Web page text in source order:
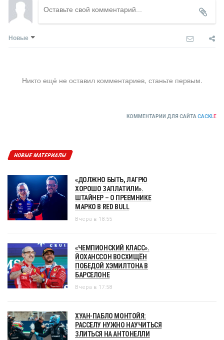
Новые
Никто ещё не оставил комментариев, станьте первым.
КОММЕНТАРИИ ДЛЯ САЙТА CACKLE
НОВЫЕ МАТЕРИАЛЫ
«ДОЛЖНО БЫТЬ, ЛАГРЮ
ХОРОШО ЗАПЛАТИЛИ».
ШТАЙНЕР – О ПРЕЕМНИКЕ
МАРКО В RED BULL
Вчера в 18:55
«ЧЕМПИОНСКИЙ КЛАСС».
ЙОХАНССОН ВОСХИЩЁН
ПОБЕДОЙ ХЭМИЛТОНА В
БАРСЕЛОНЕ
Вчера в 17:58
ХУАН-ПАБЛО МОНТОЙЯ:
РАССЕЛУ НУЖНО НАУЧИТЬСЯ
ЗЛИТЬСЯ НА АНТОНЕЛЛИ